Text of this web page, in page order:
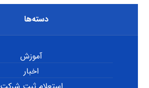
دسته‌ها
آموزش
اخبار